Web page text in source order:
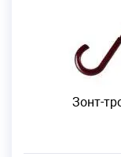
Зонт-